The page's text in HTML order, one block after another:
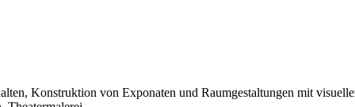
Konstruktion von Exponaten und Raumgestaltungen mit